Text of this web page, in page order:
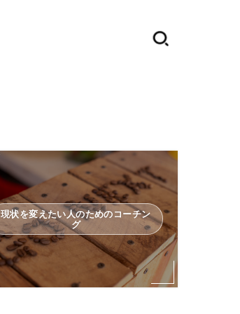
現状を変えたい人のためのコーチン
グ